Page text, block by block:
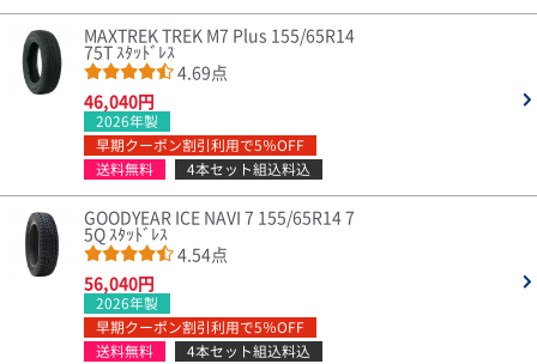
MAXTREK TREK M7 Plus 155/65R14
75T ｽﾀｯﾄﾞﾚｽ
4.69点
46,040円
2026年製
早期クーポン割引利用で5％OFF
送料無料
4本セット組込料込
GOODYEAR ICE NAVI 7 155/65R14 7
5Q ｽﾀｯﾄﾞﾚｽ
4.54点
56,040円
2026年製
早期クーポン割引利用で5％OFF
送料無料
4本セット組込料込